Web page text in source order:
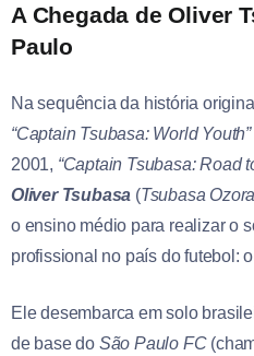
A Chegada de Oliver
Paulo
Na sequência da história
“Captain Tsubasa: World Youth”
2001, “Captain Tsubasa: Road
Oliver Tsubasa (Tsubasa
o ensino médio para realizar o
profissional no país do futebol:
Ele desembarca em solo
de base do São Paulo FC